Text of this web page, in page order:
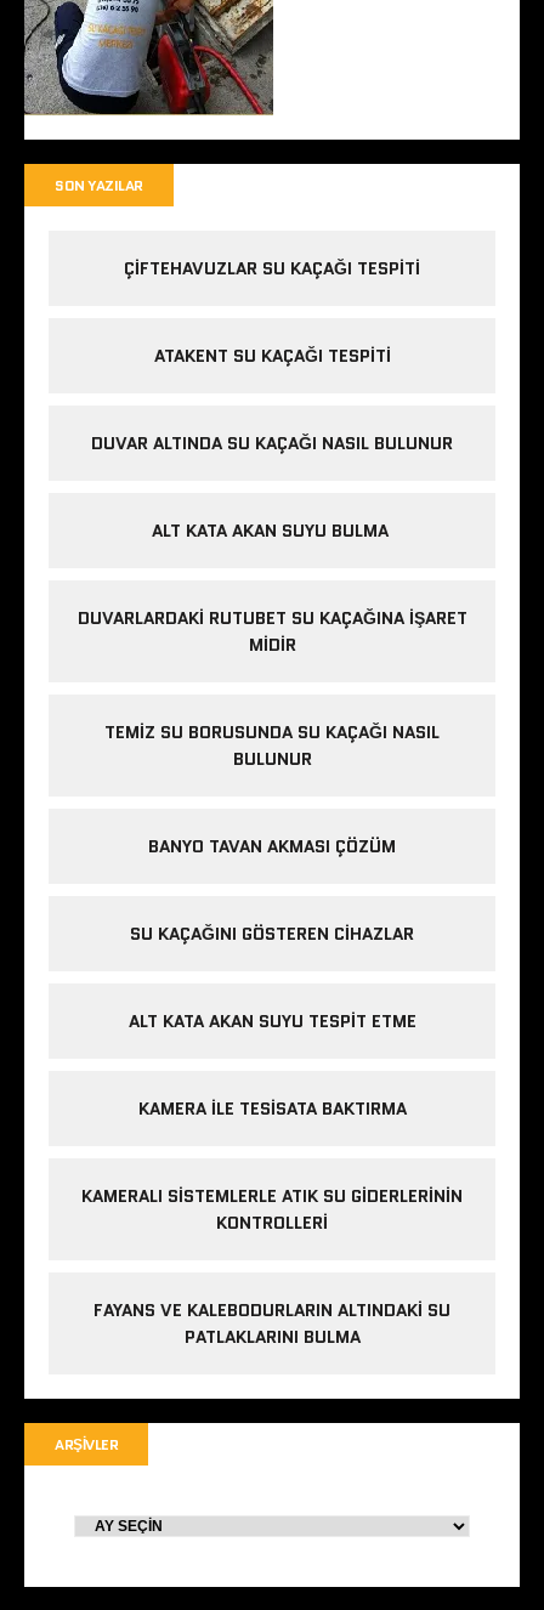
SON YAZILAR
ÇIFTEHAVUZLAR SU KAÇAĞI TESPITI
ATAKENT SU KAÇAĞI TESPITI
DUVAR ALTINDA SU KAÇAĞI NASIL BULUNUR
ALT KATA AKAN SUYU BULMA
DUVARLARDAKI RUTUBET SU KAÇAĞINA İŞARET
MIDIR
TEMIZ SU BORUSUNDA SU KAÇAĞI NASIL
BULUNUR
BANYO TAVAN AKMASI ÇÖZÜM
SU KAÇAĞINI GÖSTEREN CIHAZLAR
ALT KATA AKAN SUYU TESPIT ETME
KAMERA ILE TESISATA BAKTIRMA
KAMERALI SISTEMLERLE ATIK SU GIDERLERININ
KONTROLLERI
FAYANS VE KALEBODURLARIN ALTINDAKI SU
PATLAKLARINI BULMA
ARŞIVLER